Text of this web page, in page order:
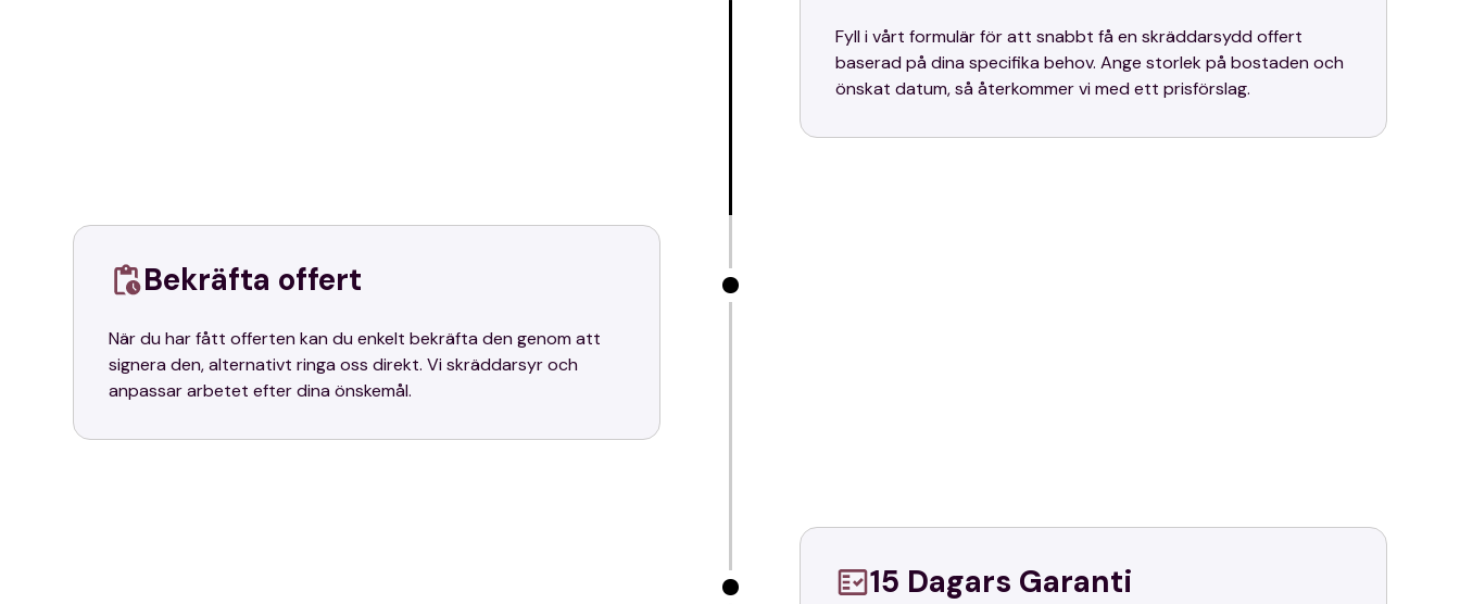
Fyll i vårt formulär för att snabbt få en skräddarsydd offert
baserad på dina specifika behov. Ange storlek på bostaden och
önskat datum, så återkommer vi med ett prisförslag.
Bekräfta offert
När du har fått offerten kan du enkelt bekräfta den genom att
signera den, alternativt ringa oss direkt. Vi skräddarsyr och
anpassar arbetet efter dina önskemål.
15 Dagars Garanti